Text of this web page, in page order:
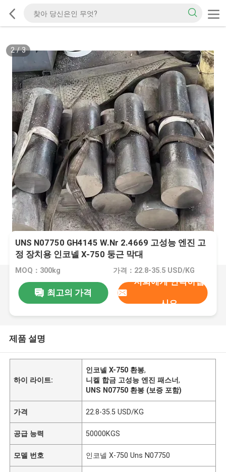
2/3
UNS N07750 GH4145 W.Nr 2.4669 고성능 엔진 고
정 장치용 인코넬 X-750 둥근 막대
MOQ：300kg 가격：22.8-35.5 USD/KG
최고의 가격
저희에게 연락하십
시오
제품 설명
하이 라이트:
인코넬 X-750 환봉,
니켈 합금 고성능 엔진 패스너,
UNS N07750 환봉 (보증 포함)
가격 22.8-35.5 USD/KG
공급 능력 50000KGS
모델 번호 인코넬 X-750 Uns N07750